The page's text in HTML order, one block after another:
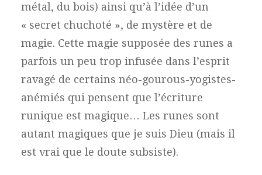
métal, du bois) ainsi qu’à l’idée d’un
« secret chuchoté », de mystère et de
magie. Cette magie supposée des runes a
parfois un peu trop infusée dans l’esprit
ravagé de certains néo-gourous-yogistes-
anémiés qui pensent que l’écriture
runique est magique… Les runes sont
autant magiques que je suis Dieu (mais il
est vrai que le doute subsiste).